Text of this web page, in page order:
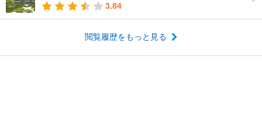
3.84
閲覧履歴をもっと見る